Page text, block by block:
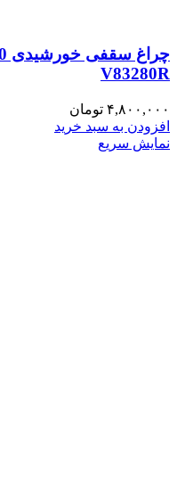
V83280R
۴,۸۰۰,۰۰۰ تومان
افزودن به سبد خرید
نمایش سریع